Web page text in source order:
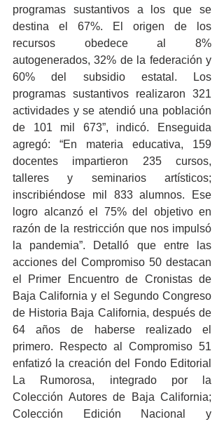
programas sustantivos a los que se
destina el 67%. El origen de los
recursos obedece al 8%
autogenerados, 32% de la federación y
60% del subsidio estatal. Los
programas sustantivos realizaron 321
actividades y se atendió una población
de 101 mil 673”, indicó. Enseguida
agregó: “En materia educativa, 159
docentes impartieron 235 cursos,
talleres y seminarios artísticos;
inscribiéndose mil 833 alumnos. Ese
logro alcanzó el 75% del objetivo en
razón de la restricción que nos impulsó
la pandemia”. Detalló que entre las
acciones del Compromiso 50 destacan
el Primer Encuentro de Cronistas de
Baja California y el Segundo Congreso
de Historia Baja California, después de
64 años de haberse realizado el
primero. Respecto al Compromiso 51
enfatizó la creación del Fondo Editorial
La Rumorosa, integrado por la
Colección Autores de Baja California;
Colección Edición Nacional y